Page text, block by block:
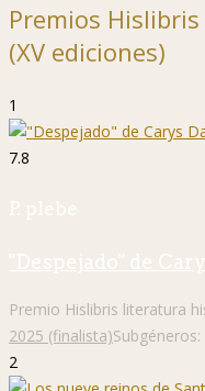
Premios
(XV ediciones)
1
7.8
P. plebe
"Despejado" de
Premio Hislibris literatura
2025 (finalista)Subgéneros:
2